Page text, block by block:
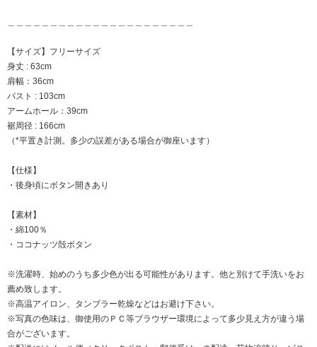
【サイズ】フリーサイズ
身丈 : 63cm
肩幅：36cm
バスト : 103cm
アームホール：39cm
裾周径 : 166cm
（*平置き計測。多少の誤差がある場合が御座います）
【仕様】
・後身頃にボタン開きあり
【素材】
・綿100％
・ココナッツ殻ボタン
※洗濯時、始めのうち多少色が出る可能性があります。他と別けて手洗いをお
薦め致します。
※高温アイロン、タンブラー乾燥などはお避け下さい。
※写真の色味は、御使用のＰＣ等ブラウザー環境によって多少見え方が違う場
合がございます。